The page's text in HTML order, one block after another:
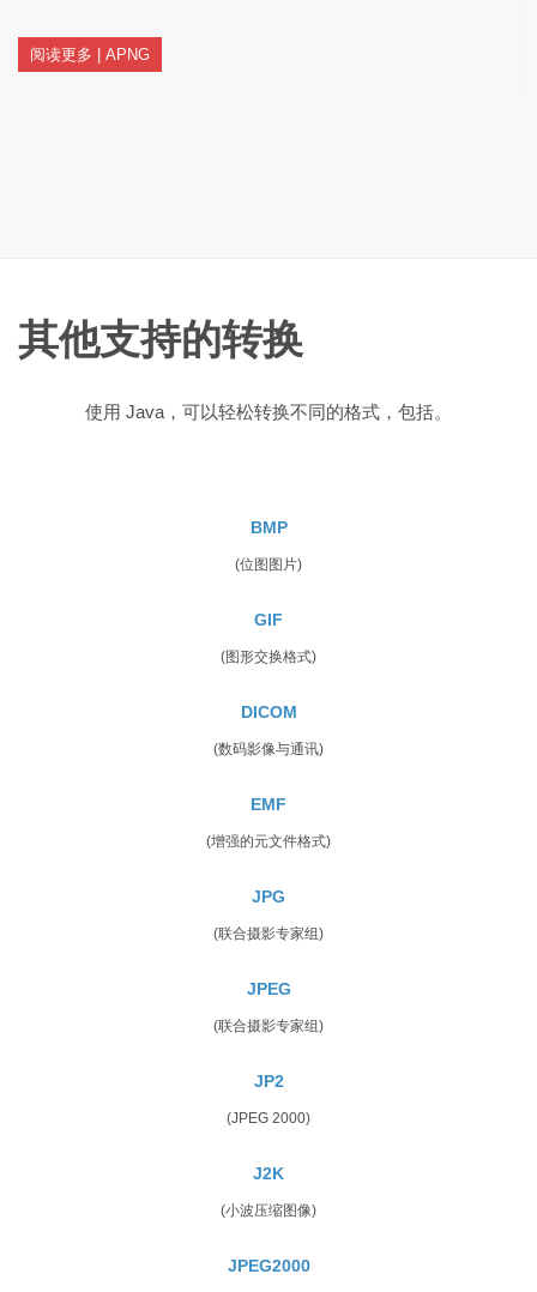
阅读更多 | APNG
其他支持的转换
使用 Java，可以轻松转换不同的格式，包括。
BMP
(位图图片)
GIF
(图形交换格式)
DICOM
(数码影像与通讯)
EMF
(增强的元文件格式)
JPG
(联合摄影专家组)
JPEG
(联合摄影专家组)
JP2
(JPEG 2000)
J2K
(小波压缩图像)
JPEG2000